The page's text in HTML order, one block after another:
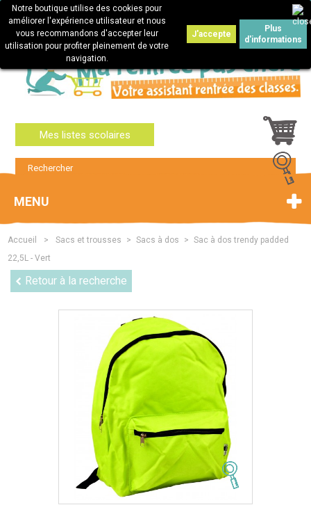
Connexion
Mes listes scolaires
Notre boutique utilise des cookies pour
améliorer l'expérience utilisateur et nous
vous recommandons d'accepter leur
utilisation pour profiter pleinement de votre
navigation.
J'accepte
Plus
d'informations
MENU
Accueil > Sacs et trousses > Sacs à dos > Sac à dos trendy padded
22,5L - Vert
Retour à la recherche